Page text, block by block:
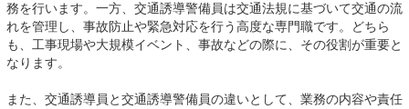
務を行います。一方、交通誘導警備員は交通法規に基づいて交通の流
れを管理し、事故防止や緊急対応を行う高度な専門職です。どちら
も、工事現場や大規模イベント、事故などの際に、その役割が重要と
なります。
また、交通誘導員と交通誘導警備員の違いとして、業務の内容や責任